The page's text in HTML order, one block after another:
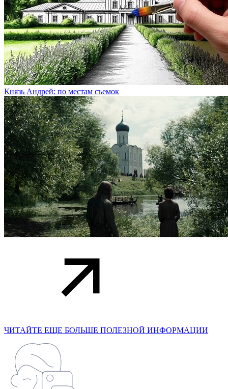
Князь Андрей: по местам съемок
ЧИТАЙТЕ ЕЩЕ БОЛЬШЕ ПОЛЕЗНОЙ ИНФОРМАЦИИ